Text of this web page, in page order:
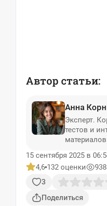
Автор статьи:
Анна
Эксперт.
тестов и
материалов
15 сентября 2025 в
4,6 132 оценки
3
Поделиться